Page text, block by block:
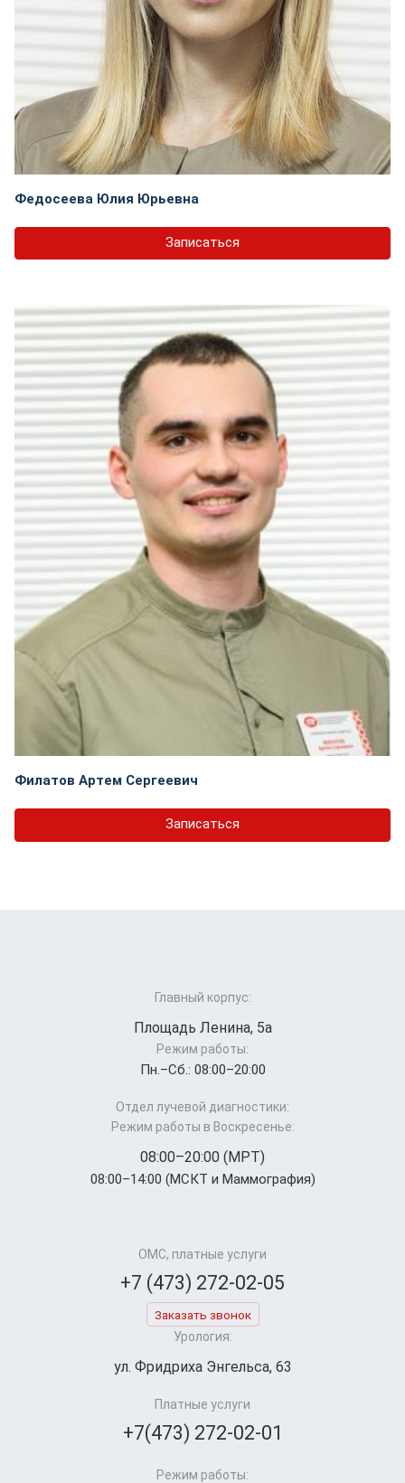
Федосеева Юлия Юрьевна
Записаться
Филатов Артем Сергеевич
Записаться
Главный корпус:
Площадь Ленина, 5а
Режим работы:
Пн.–Cб.: 08:00–20:00
Отдел лучевой диагностики:
Режим работы в Воскресенье:
08:00–20:00 (МРТ)
08:00–14:00 (МСКТ и Маммография)
ОМС, платные услуги
+7 (473) 272-02-05
Заказать звонок
Урология:
ул. Фридриха Энгельса, 63
Платные услуги
+7(473) 272-02-01
Режим работы: